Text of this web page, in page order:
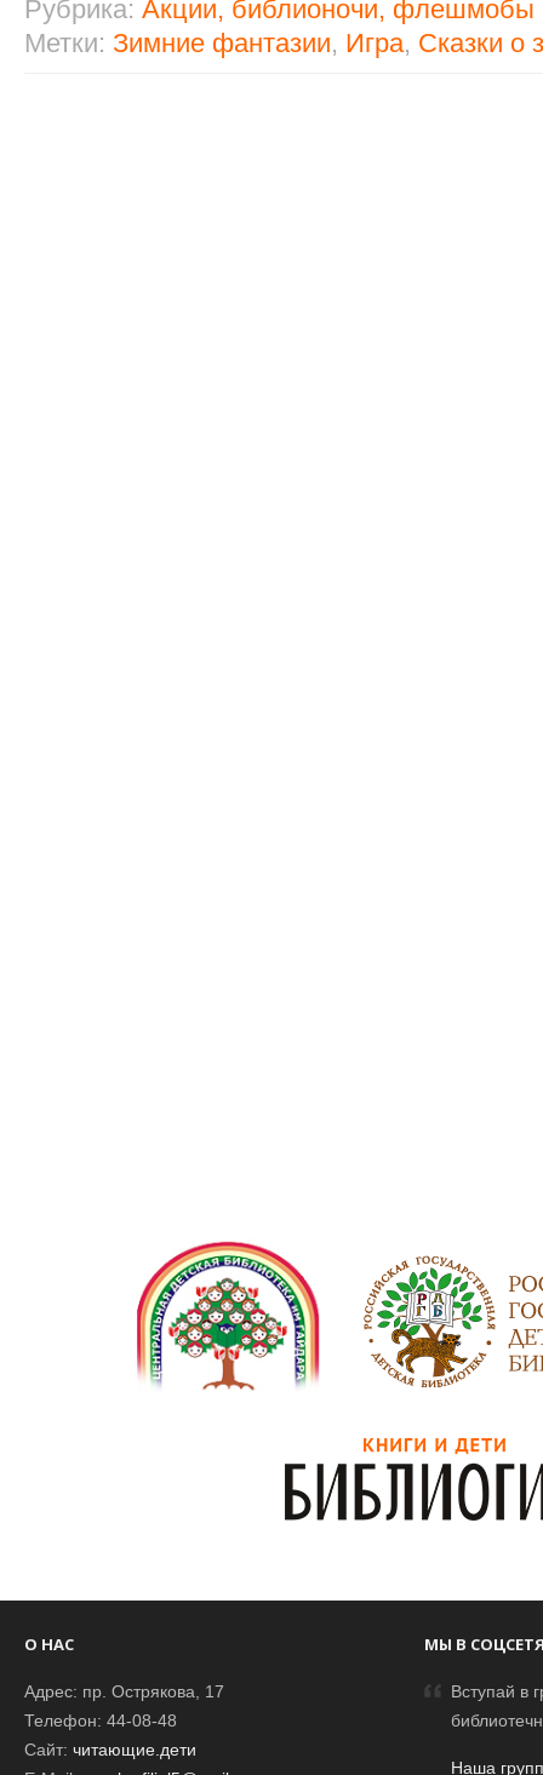
Рубрика: Акции, библионочи, флешмобы
Метки: Зимние фантазии, Игра, Сказки о
О НАС
Адрес: пр. Острякова, 17
Телефон: 44-08-48
Сайт: читающие.дети
МЫ В
Вступай в
Наша